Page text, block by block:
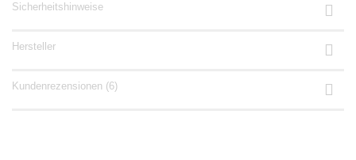
Sicherheitshinweise
Hersteller
Kundenrezensionen (6)